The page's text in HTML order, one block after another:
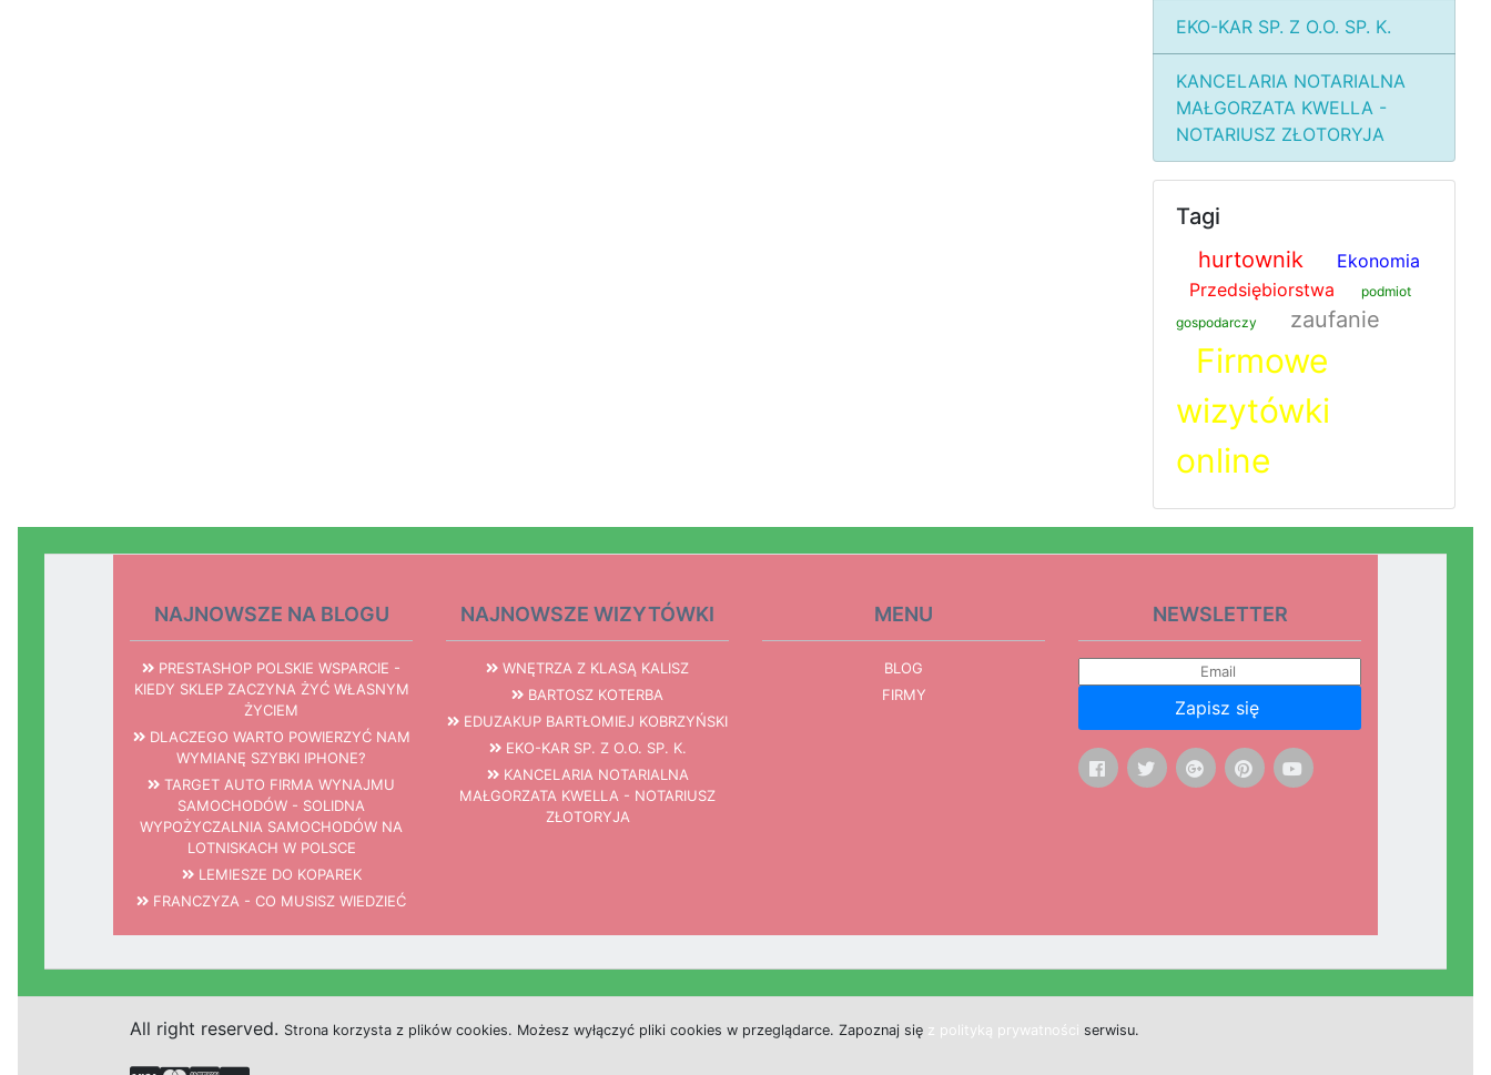
EKO-KAR SP. Z O.O. SP. K.
KANCELARIA NOTARIALNA
MAŁGORZATA KWELLA -
NOTARIUSZ ZŁOTORYJA
Tagi
hurtownik
Ekonomia
Przedsiębiorstwa
podmiot
gospodarczy
zaufanie
Firmowe
wizytówki
online
NAJNOWSZE NA BLOGU
PRESTASHOP POLSKIE WSPARCIE -
KIEDY SKLEP ZACZYNA ŻYĆ WŁASNYM
ŻYCIEM
DLACZEGO WARTO POWIERZYĆ NAM
WYMIANĘ SZYBKI IPHONE?
TARGET AUTO FIRMA WYNAJMU
SAMOCHODÓW - SOLIDNA
WYPOŻYCZALNIA SAMOCHODÓW NA
LOTNISKACH W POLSCE
LEMIESZE DO KOPAREK
FRANCZYZA - CO MUSISZ WIEDZIEĆ
NAJNOWSZE WIZYTÓWKI
WNĘTRZA Z KLASĄ KALISZ
BARTOSZ KOTERBA
EDUZAKUP BARTŁOMIEJ KOBRZYŃSKI
EKO-KAR SP. Z O.O. SP. K.
KANCELARIA NOTARIALNA
MAŁGORZATA KWELLA - NOTARIUSZ
ZŁOTORYJA
MENU
BLOG
FIRMY
NEWSLETTER
Zapisz się
All right reserved. Strona korzysta z plików cookies. Możesz wyłączyć pliki cookies w przeglądarce. Zapoznaj się z polityką prywatności serwisu.